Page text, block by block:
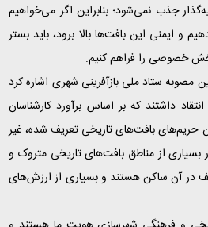
جذب نمی‌شود؛ بنابراین اگر می‌خواهیم
و ایمنی این بافت‌ها بالا برود، باید بستر
خصوصی را فراهم کنیم.
مصوبه ستاد ملی بازآفرینی شهری اشاره کرد
داشتند که بر اساس برآورد کارشناسان
حریم‌های بافت‌های تاریخی تعریف شده، غیر
بسیاری از مناطق بافت‌های تاریخی متروک و
در آن ساکن هستند و بسیاری از ارزش‌های